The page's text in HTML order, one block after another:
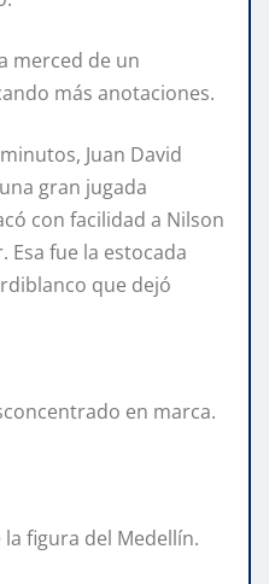
merced de un
más anotaciones.
Juan David
gran jugada
con facilidad a Nilson
Esa fue la estocada
que dejó
en marca.
la figura del Medellín.